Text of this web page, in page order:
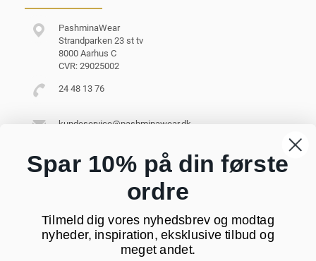
PashminaWear
Strandparken 23 st tv
8000 Aarhus C
CVR: 29025002
24 48 13 76
kundeservice@pashminawear.dk
NYHEDSBREV
Spar 10% på din første
ordre
Tilmeld dig vores nyhedsbrev og modtag
nyheder, inspiration, eksklusive tilbud og
meget andet.